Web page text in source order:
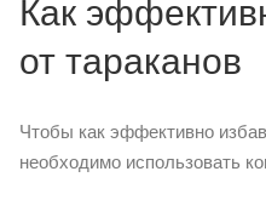
Как
от тараканов
Чтобы как эффективно
необходимо использовать